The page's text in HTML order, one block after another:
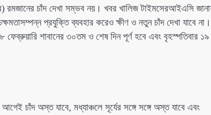
রমজানের চাঁদ দেখা সম্ভব নয়। খবর খালিজ টাইমসেরআইএসি
প্রযুক্তি ব্যবহার করেও ক্ষীণ ও নতুন চাঁদ দেখা যাবে না।
ফেব্রুয়ারি শাবানের ৩০তম ও শেষ দিন পূর্ণ হবে এবং বৃহস্পতিবার ১৯
আগেই চাঁদ অস্ত যাবে, মধ্যাঞ্চলে সূর্যের সঙ্গে সঙ্গে অস্ত যাবে এবং